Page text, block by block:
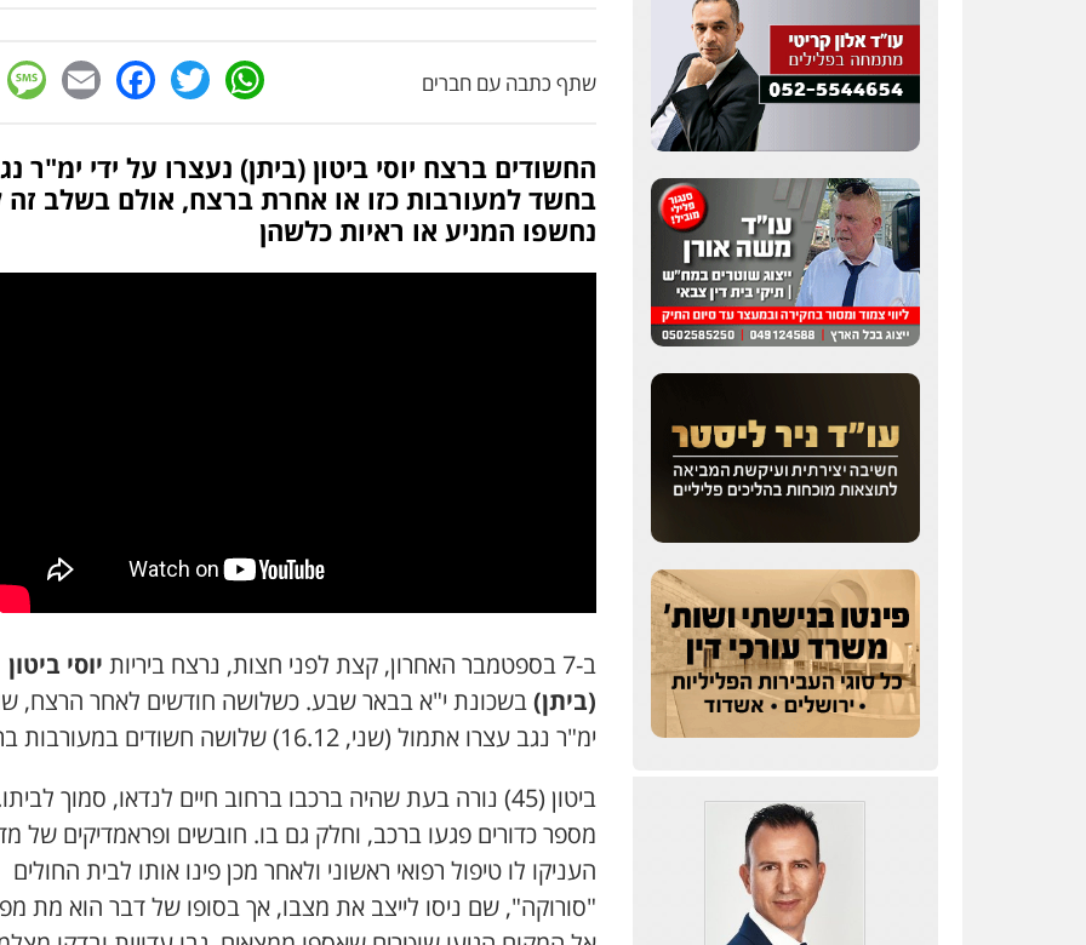
שתף כתבה עם חברים WhatsApp
Twitter
החשודים ברצח יוסי ביטון (ביתן) נעצרו על ידי ימ"ר
בחשד למעורבות כזו או אחרת ברצח, אולם בשלב זה
נחשפו המניע או ראיות כלשהן
ב-7 בספטמבר האחרון, קצת לפני חצות, נרצח ביריות
יוסי ביטון
(ביתן)בשכונת י"א בבאר שבע. כשלושה חודשים לאחר הרצח,
ימ"ר נגב עצרו אתמול (שני, 16.12) שלושה חשודים במעורבות ברצח.
ביטון (45) נורה בעת שהיה ברכבו ברחוב חיים לנדאו, סמוך
מספר כדורים פגעו ברכב, וחלק גם בו. חובשים ופראמדיקים של
העניקו לו טיפול רפואי ראשוני ולאחר מכן פינו אותו לבית החולים
"סורוקה", שם ניסו לייצב את מצבו, אך בסופו של דבר הוא מת